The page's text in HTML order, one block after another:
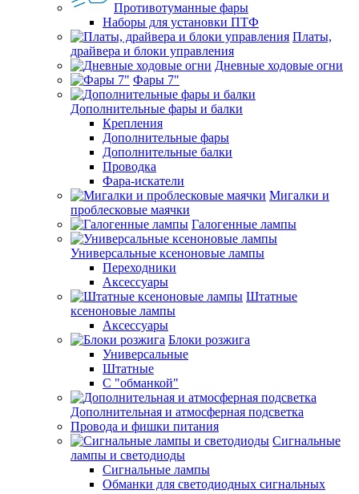
Противотуманные фары
Наборы для установки ПТФ
Платы,
драйвера и блоки управления
Дневные ходовые огни
Фары 7"
Дополнительные фары и балки
Крепления
Дополнительные фары
Дополнительные балки
Проводка
Фара-искатели
Мигалки и
проблесковые маячки
Галогенные лампы
Универсальные ксеноновые лампы
Переходники
Аксессуары
Штатные
ксеноновые лампы
Аксессуары
Блоки розжига
Универсальные
Штатные
С "обманкой"
Дополнительная и атмосферная подсветка
Провода и фишки питания
Cигнальные
лампы и светодиоды
Сигнальные лампы
Обманки для светодиодных сигнальных